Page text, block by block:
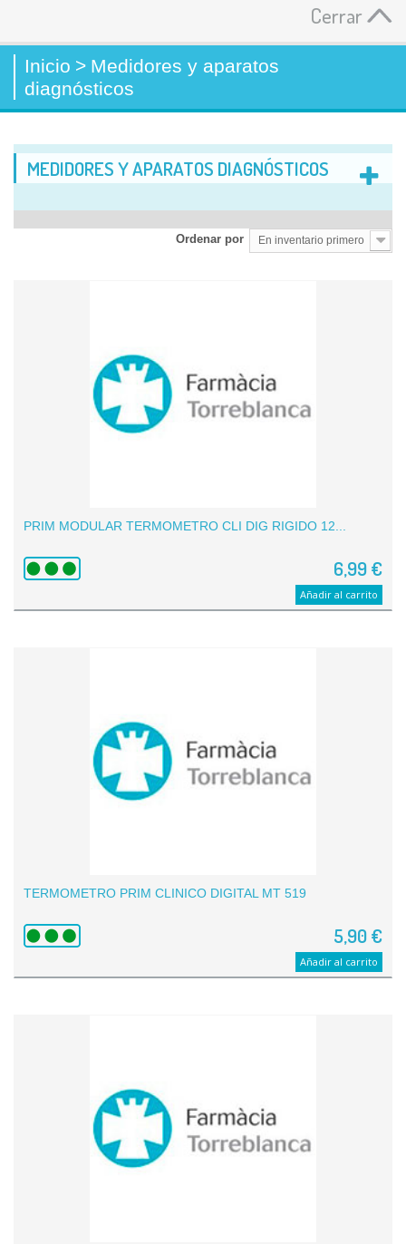
Cerrar
Inicio > Medidores y aparatos
diagnósticos
MEDIDORES Y APARATOS DIAGNÓSTICOS
Ordenar por En inventario primero
PRIM MODULAR TERMOMETRO CLI DIG RIGIDO 12...
6,99 €
Añadir al carrito
TERMOMETRO PRIM CLINICO DIGITAL MT 519
5,90 €
Añadir al carrito